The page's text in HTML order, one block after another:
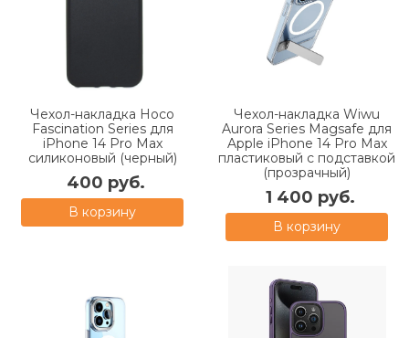
Чехол-накладка Hoco
Fascination Series для
iPhone 14 Pro Max
силиконовый (черный)
400 руб.
В корзину
Чехол-накладка Wiwu
Aurora Series Magsafe для
Apple iPhone 14 Pro Max
пластиковый с подставкой
(прозрачный)
1 400 руб.
В корзину